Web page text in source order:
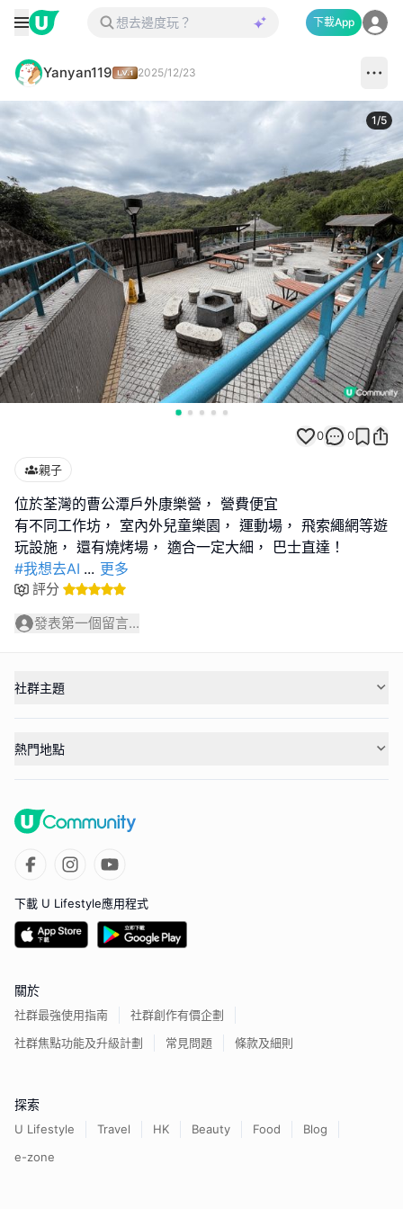
下載App
Yanyan119 2025/12/23
1/5
0 0
親子
位於荃灣的曹公潭戶外康樂營， 營費便宜
有不同工作坊， 室內外兒童樂園， 運動場， 飛索繩網等遊
#我想去AI ... 更多
評分
發表第一個留言...
社群主題
熱門地點
下載 U Lifestyle應用程式
關於
社群最強使用指南
社群創作有價企劃
社群焦點功能及升級計劃
常見問題 條款及細則
探索
U Lifestyle Travel HK Beauty Food
Blog
e-zone